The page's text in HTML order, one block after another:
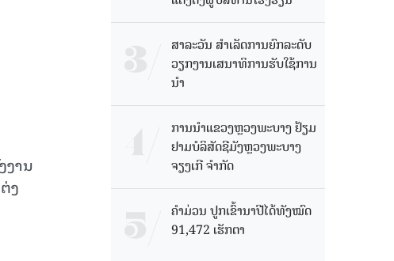
ງານ
ງ
ສາລະວັນ ສໍາເລັດການຍົກລະດັບ
ວຽກງານເສນາທິການຮັບໃຊ້ການ
ນໍາ
ການນຳແຂວງຫຼວງພະບາງ ຢ້ຽມ​
ຢາມບໍ​ລິ​ສັດຊີມັງຫຼວງພະບາງ
ຈຽງເກີ ຈໍາກັດ
ຄໍາມ່ວນ ປູກເຂົ້ານາປີໄດ້ທັງໝົດ
91,472 ເຮັກຕາ